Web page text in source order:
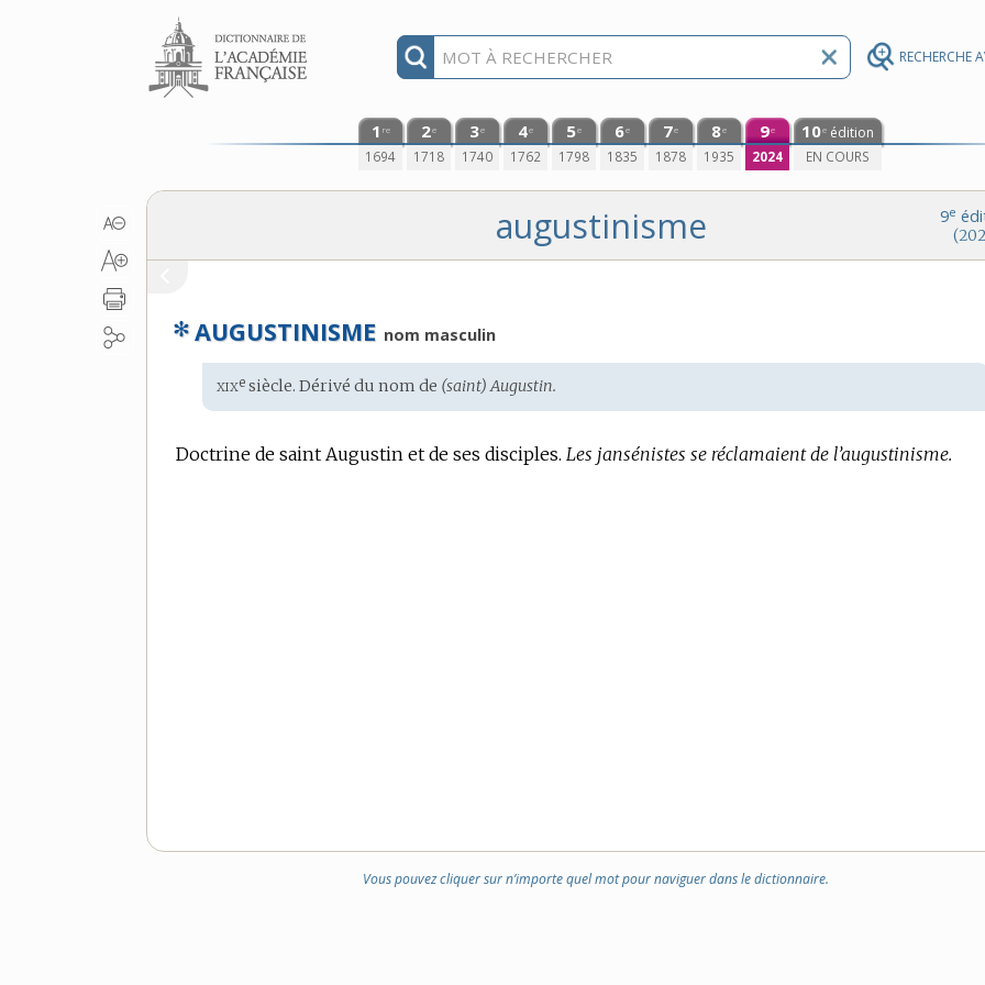
RECHERCHE
Aller au contenu
1 re
1694
2e
1718
3e
1740
4e
1762
5e
1798
6e
1835
7e
1878
8e
1935
9e
2024
10e édition
EN COURS
9e
augustinisme
✻ AUGUSTINISME nom masculin
Étymologie
:
xixe siècle. Dérivé dunom de (saint) Augustin.
Doctrine de saint Augustin et de ses disciples. Les jansénistes se réclamaient de l’augustinisme.
Vous pouvez cliquer sur n’importe quel mot pour naviguer dans le dictionnaire.